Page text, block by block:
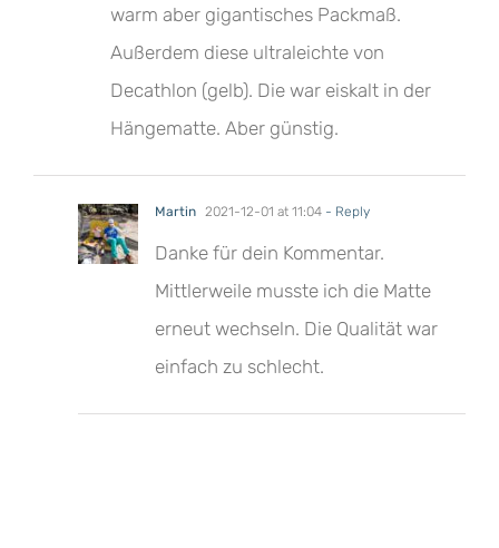
warm aber gigantisches Packmaß.
Außerdem diese ultraleichte von
Decathlon (gelb). Die war eiskalt in der
Hängematte. Aber günstig.
Martin 2021-12-01 at 11:04- Reply
Danke für dein Kommentar.
Mittlerweile musste ich die Matte
erneut wechseln. Die Qualität war
einfach zu schlecht.